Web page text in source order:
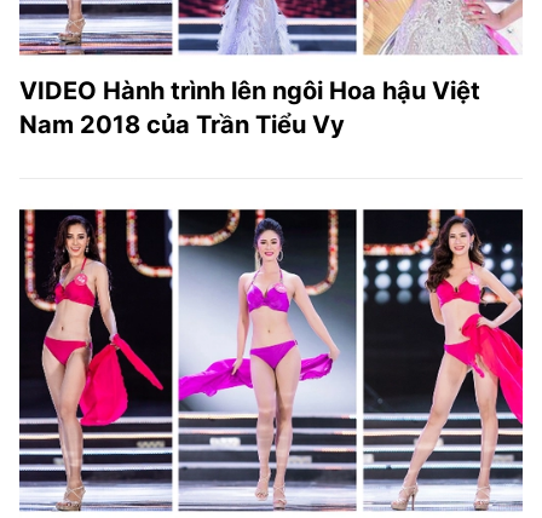
VIDEO Hành trình lên ngôi Hoa hậu Việt
Nam 2018 của Trần Tiểu Vy